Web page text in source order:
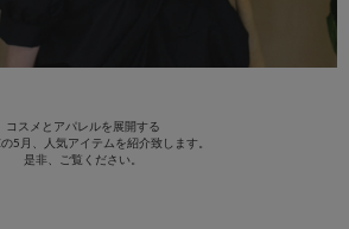
コスメとアパレルを展開する
5月、人気アイテムを紹介致します。
是非、ご覧ください。